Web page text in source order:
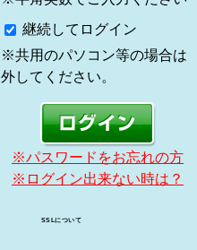
継続してログイン
※共用のパソコン等の場合は
外してください。
※パスワードをお忘れの方
※ログイン出来ない時は？
SSLについて